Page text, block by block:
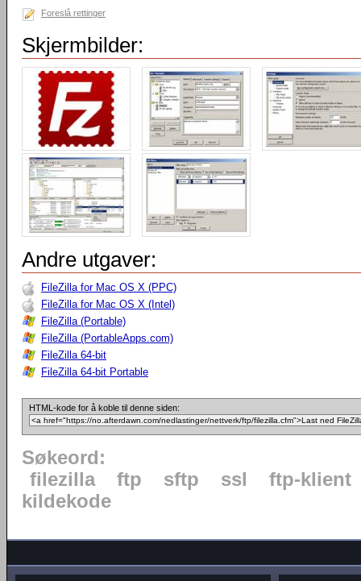
Foreslå rettinger
Skjermbilder:
Andre utgaver:
FileZilla for Mac OS X (PPC)
FileZilla for Mac OS X (Intel)
FileZilla (Portable)
FileZilla (PortableApps.com)
FileZilla 64-bit
FileZilla 64-bit Portable
HTML-kode for å koble til denne siden:
Søkeord:
filezilla
ftp sftp ssl
ftp-klient
kildekode